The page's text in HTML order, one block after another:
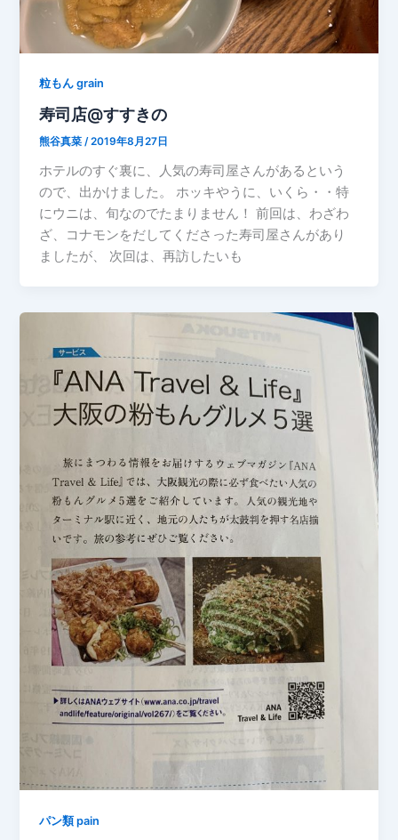
粒もん grain
寿司店@すすきの
熊谷真菜/2019年8月27日
ホテルのすぐ裏に、人気の寿司屋さんがあるという
ので、出かけました。 ホッキやうに、いくら・・特
にウニは、旬なのでたまりません！ 前回は、わざわ
ざ、コナモンをだしてくださった寿司屋さんがあり
ましたが、 次回は、再訪したいも
パン類 pain